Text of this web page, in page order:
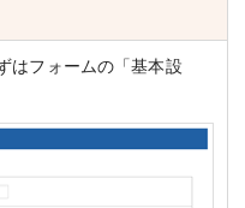
はフォームの「基本設